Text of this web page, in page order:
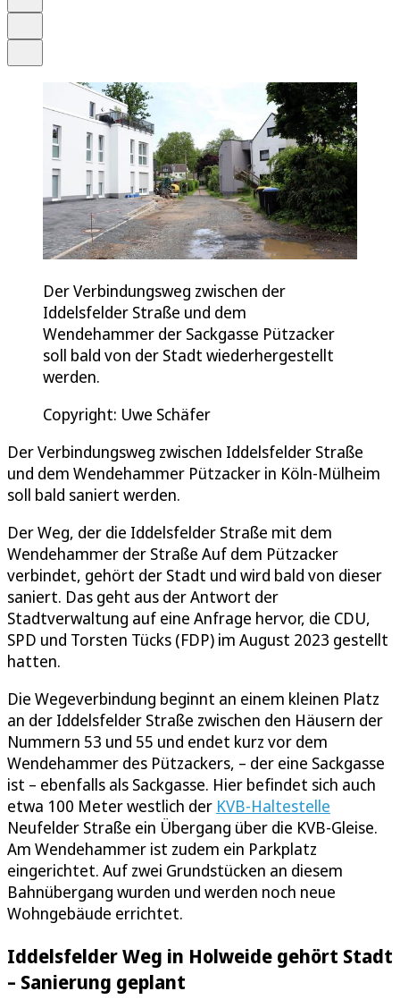
Der Verbindungsweg zwischen der
Iddelsfelder Straße und dem
Wendehammer der Sackgasse Pützacker
soll bald von der Stadt wiederhergestellt
werden.
Copyright: Uwe Schäfer
Der Verbindungsweg zwischen Iddelsfelder Straße
und dem Wendehammer Pützacker in Köln-Mülheim
soll bald saniert werden.
Der Weg, der die Iddelsfelder Straße mit dem
Wendehammer der Straße Auf dem Pützacker
verbindet, gehört der Stadt und wird bald von dieser
saniert. Das geht aus der Antwort der
Stadtverwaltung auf eine Anfrage hervor, die CDU,
SPD und Torsten Tücks (FDP) im August 2023 gestellt
hatten.
Die Wegeverbindung beginnt an einem kleinen Platz
an der Iddelsfelder Straße zwischen den Häusern der
Nummern 53 und 55 und endet kurz vor dem
Wendehammer des Pützackers, – der eine Sackgasse
ist – ebenfalls als Sackgasse. Hier befindet sich auch
etwa 100 Meter westlich der KVB-Haltestelle
Neufelder Straße ein Übergang über die KVB-Gleise.
Am Wendehammer ist zudem ein Parkplatz
eingerichtet. Auf zwei Grundstücken an diesem
Bahnübergang wurden und werden noch neue
Wohngebäude errichtet.
Iddelsfelder Weg in Holweide gehört Stadt
– Sanierung geplant